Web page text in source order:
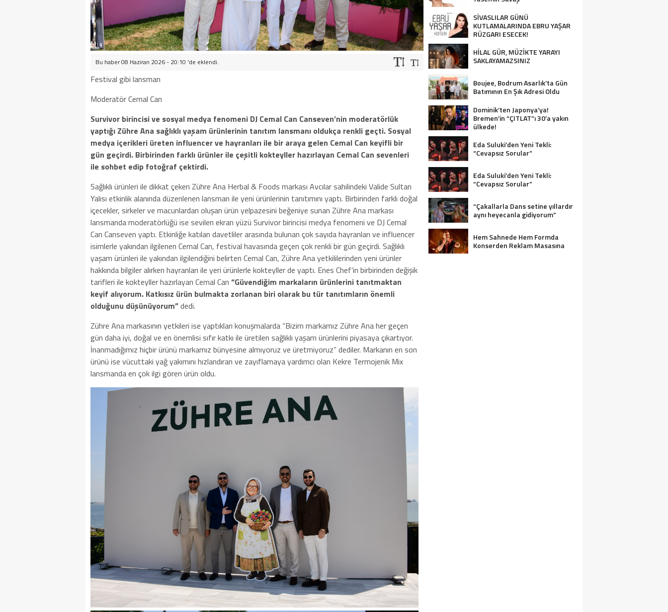
Bu haber 08 Haziran 2026 - 20:10 'de eklendi.
Festival gibi lansman
Moderatör Cemal Can
Survivor birincisi ve sosyal medya fenomeni DJ Cemal Can Canseven’nin moderatörlük
yaptığı Zühre Ana sağlıklı yaşam ürünlerinin tanıtım lansmanı oldukça renkli geçti. Sosyal
medya içerikleri üreten influencer ve hayranları ile bir araya gelen Cemal Can keyifli bir
gün geçirdi. Birbirinden farklı ürünler ile çeşitli kokteyller hazırlayan Cemal Can sevenleri
ile sohbet edip fotoğraf çektirdi.
Sağlıklı ürünleri ile dikkat çeken Zühre Ana Herbal & Foods markası Avcılar sahilindeki Valide Sultan
Yalısı etkinlik alanında düzenlenen lansman ile yeni ürünlerinin tanıtımını yaptı. Birbirinden farklı doğal
içecekler, sirkeler ve macunlardan oluşan ürün yelpazesini beğeniye sunan Zühre Ana markası
lansmanda moderatörlüğü ise sevilen ekran yüzü Survivor birincisi medya fenomeni ve DJ Cemal
Can Canseven yaptı. Etkinliğe katılan davetliler arasında bulunan çok sayıda hayranları ve influencer
isimlerle yakından ilgilenen Cemal Can, festival havasında geçen çok renkli bir gün geçirdi. Sağlıklı
yaşam ürünleri ile yakından ilgilendiğini belirten Cemal Can, Zühre Ana yetkililerinden yeni ürünler
hakkında bilgiler alırken hayranları ile yeri ürünlerle kokteyller de yaptı. Enes Chef’in birbirinden değişik
tarifleri ile kokteyller hazırlayan Cemal Can “Güvendiğim markaların ürünlerini tanıtmaktan
keyif alıyorum. Katkısız ürün bulmakta zorlanan biri olarak bu tür tanıtımların önemli
olduğunu düşünüyorum”dedi.
Zühre Ana markasının yetkileri ise yaptıkları konuşmalarda “Bizim markamız Zühre Ana her geçen
gün daha iyi, doğal ve en önemlisi sıfır katkı ile üretilen sağlıklı yaşam ürünlerini piyasaya çıkartıyor.
İnanmadığımız hiçbir ürünü markamız bünyesine almıyoruz ve üretmiyoruz” dediler. Markanın en son
ürünü ise vücuttaki yağ yakımını hızlandıran ve zayıflamaya yardımcı olan Kekre Termojenik Mix
lansmanda en çok ilgi gören ürün oldu.
SİVASLILAR GÜNÜ
KUTLAMALARINDA EBRU YAŞAR
RÜZGARI ESECEK!
HİLAL GÜR, MÜZİKTE YARAYI
SAKLAYAMAZSINIZ
Boujee, Bodrum Asarlık’ta Gün
Batımının En Şık Adresi Oldu
Dominik’ten Japonya’ya!
Bremen’in “ÇITLAT”ı 30’a yakın
ülkede!
Eda Suluki’den Yeni Tekli:
“Cevapsız Sorular”
Eda Suluki’den Yeni Tekli:
“Cevapsız Sorular”
“Çakallarla Dans setine yıllardır
aynı heyecanla gidiyorum”
Hem Sahnede Hem Formda
Konserden Reklam Masasına